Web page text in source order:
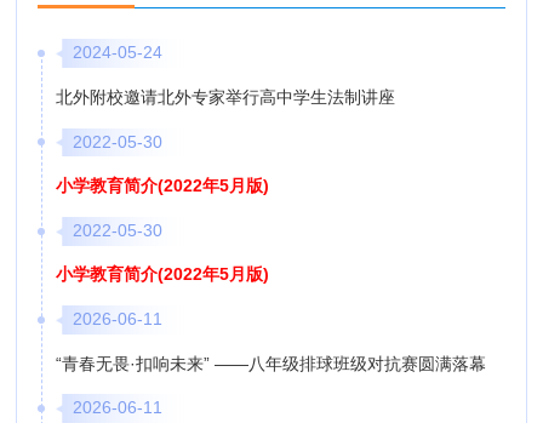
2024-05-24
北外附校邀请北外专家举行高中学生法制讲座
2022-05-30
小学教育简介(2022年5月版)
2022-05-30
小学教育简介(2022年5月版)
2026-06-11
“青春无畏·扣响未来” ——八年级排球班级对抗赛圆满落幕
2026-06-11